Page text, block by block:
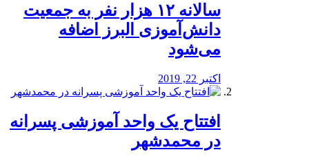
️سالانه ۱۲ هزار نفر به جمعیت
دانش‌آموزی البرز اضافه
می‌شود
اکتبر 22, 2019
افتتاح یک واحد آموزشی پسرانه
در محمدشهر